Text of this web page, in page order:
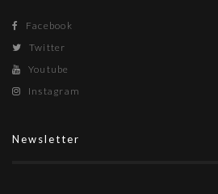
Facebook
Twitter
Youtube
Instagram
Newsletter